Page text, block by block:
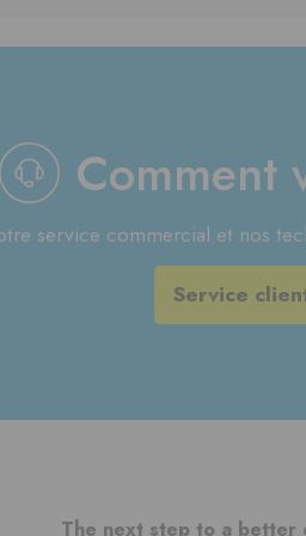
Comment
service commercial et nos
Service
The next step to a better